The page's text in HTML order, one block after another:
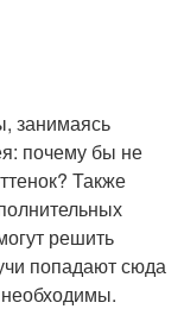
занимаясь
почему бы не
Также
решить
попадают сюда